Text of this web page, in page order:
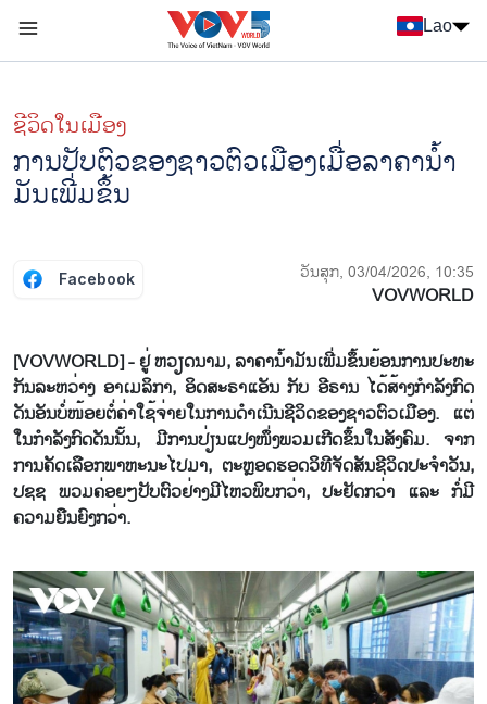
Lao
ຊີ​ວິດ​ໃນ​ເມືອງ
ການ​ປັບ​ຕົວ​ຂອງ​ຊາວ​ຕົວ​ເມືອງ​ເມື່ອ​ລາ​ຄາ​ນ້ຳ​
ມັນ​ເພີ່ມ​ຂຶ້ນ
Facebook ວັນສຸກ, 03/04/2026, 10:35
VOVWORLD
[VOVWORLD] - ຢູ່ ຫວຽດ​ນາມ, ລາ​ຄາ​ນ້ຳ​ມັນ​​ເພີ່ມ​ຂຶ້ນ​ຍ້ອ​ນການ​ປະ​ທະ​
ກັນ​ລະ​ຫວ່າງ ອາ​ເມ​ລິ​ກາ, ອິດ​ສະ​ຣາ​ແອັນ ກັບ ອີ​ຣານ ໄດ້​ສ້າງ​ກຳ​ລັງ​ກົດ​
ດັນ​ອັນ​ບໍ່​ໜ້ອຍ​ຕໍ່​ຄ່າ​ໃຊ້​ຈ່າຍ​ໃນ​ການ​ດຳ​ເນີນ​ຊີ​ວິດ​ຂອງ​ຊາວ​ຕົວ​ເມືອງ. ແຕ່​
ໃນ​ກຳ​ລັງ​ກົດ​ດັນ​ນັ້ນ, ມີ​ການ​ປ່ຽນ​ແປງໜຶ່ງ​ພວມ​ເກີດ​ຂຶ້ນ​ໃນ​ສັງ​ຄົມ. ຈາກ​
ການ​ຄັດ​ເລືອກ​ພາ​ຫະ​ນະ​ໄປ​ມາ, ຕະຫຼອດ​ຮອດ​ວິ​ທີ​ຈັດ​ສັນຊີ​ວິດ​ປະ​ຈຳ​ວັນ,
ປ​ຊ​ຊ ພວມ​ຄ່ອຍໆ​ປັບ​ຕົວ​ຢ່າ​ງ​ມີ​ໄຫວ​ພິບ​ກວ່າ, ປະ​ຢັດ​ກວ່າ ແລະ ກໍ່​ມີ​
ຄວາມ​ຍືນ​ຍົງ​ກວ່າ.